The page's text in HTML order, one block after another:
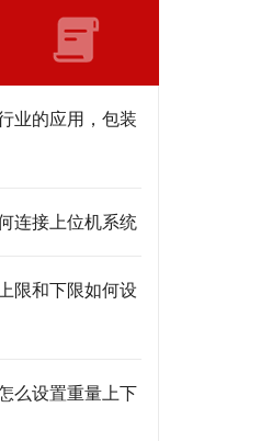
业的应用，包装
连接上位机系统
限和下限如何设
么设置重量上下